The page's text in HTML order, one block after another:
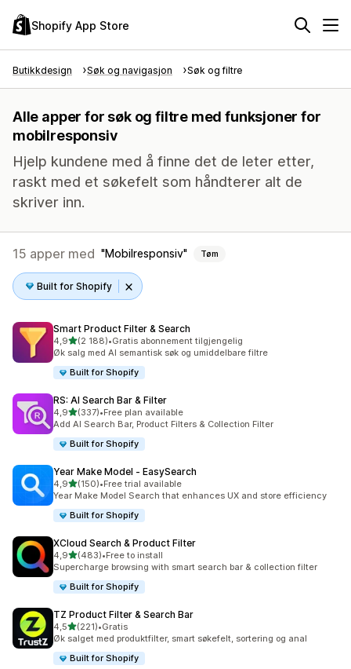
Shopify App Store
Butikkdesign Søk og navigasjon Søk og filtre
Alle apper for søk og filtre med funksjoner for
mobilresponsiv
Hjelp kundene med å finne det de leter etter,
raskt med et søkefelt som håndterer alt de
skriver inn.
15 apper med Mobilresponsiv Tøm
Built for Shopify
Smart Product Filter & Search
4,9av 5 stjerner
(2 188)
Totalt 2188 omtaler
•Gratis abonnement tilgjengelig
Øk salg med AI semantisk søk og umiddelbare filtre
Built for Shopify
RS: AI Search Bar & Filter
4,9av 5 stjerner
(337)
Totalt 337 omtaler
•Free plan available
Add AI Search Bar, Product Filters & Collection Filter
Built for Shopify
Year Make Model ‑ EasySearch
4,9av 5 stjerner
(150)
Totalt 150 omtaler
•Free trial available
Year Make Model Search that enhances UX and store efficiency
Built for Shopify
XCloud Search & Product Filter
4,9av 5 stjerner
(483)
Totalt 483 omtaler
•Free to install
Supercharge browsing with smart search bar & collection filter
Built for Shopify
TZ Product Filter & Search Bar
4,5av 5 stjerner
(221)
Totalt 221 omtaler
•Gratis
Øk salget med produktfilter, smart søkefelt, sortering og anal
Built for Shopify